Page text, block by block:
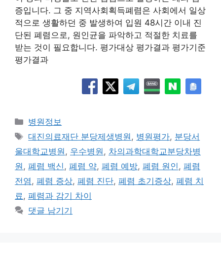
증입니다. 그 중 지역사회획득폐렴은 사회에서 일상
적으로 생활하던 중 발생하여 입원 48시간 이내 진
단된 폐렴으로, 원인균을 파악하고 적절한 치료를
받는 것이 필요합니다. 평가대상 평가결과 평가기준
평가결과
카
테
리
병원정보
태
그
대진의료재단 분당제생병원, 병원평가, 분당서
울대학교병원, 우수병원, 차의과학대학교분당차병
원, 폐렴 백신, 폐렴 약, 폐렴 예방, 폐렴 원인, 폐렴
전염, 폐렴 증상, 폐렴 진단, 폐렴 초기증상, 폐렴 치
료, 폐렴과 감기 차이
댓글 남기기